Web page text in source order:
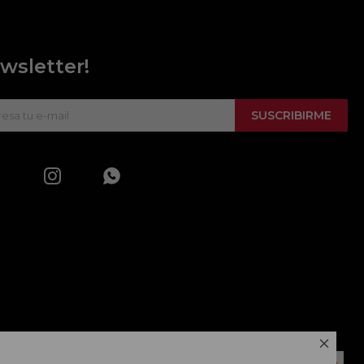

SUSCRIBIRME
 